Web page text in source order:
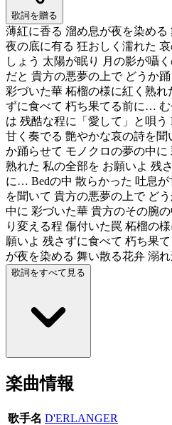
歌詞を贈る
薄紅に香る 溜め息が夜を染め
夜の底に有る 狂おしく濡れた
しょう 太陽が眠り 月の影が囁
だと 貴方の悪夢の上で どうか
彩づいた華 柘榴の様に紅く熟れ
ずに食べて 朽ち果てる前に…
は 残酷な程に「愛して」と唄
甘く奏でる 艶やかな哀の詩を聞
か踊らせて モノクロの夢の中に
熟れた 私の全部を お願いよ 残
に… Bedの中 散らかった 吐息
を聞いて 貴方の悪夢の上で ど
中に 彩づいた華 貴方のその腕
り変える程 傷付いた罠 柘榴の
願いよ 残さずに食べて 朽ち果
が夜を染める 舞い散る花弁 溺
歌詞をすべて見る
楽曲情報
歌手名 D'ERLANGER